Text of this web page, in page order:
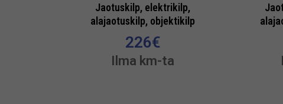
Jaotuskilp, elektrikilp,
alajaotuskilp, objektikilp
226€
Ilma km-ta